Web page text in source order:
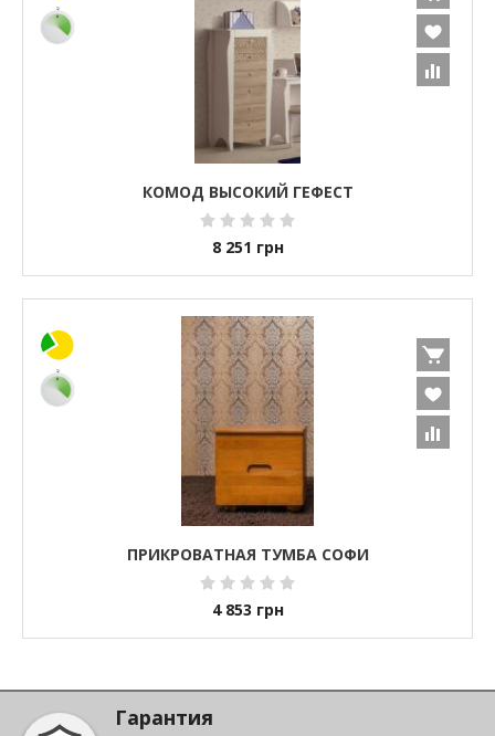
КОМОД ВЫСОКИЙ ГЕФЕСТ
8 251 грн
ПРИКРОВАТНАЯ ТУМБА СОФИ
4 853 грн
Гарантия